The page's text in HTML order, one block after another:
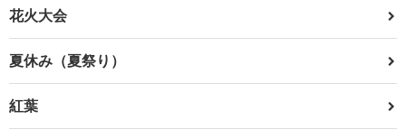
花火大会
夏休み（夏祭り）
紅葉